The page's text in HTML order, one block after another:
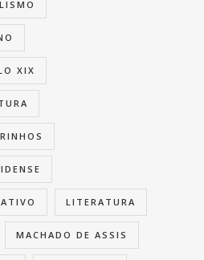
XIX
LITERATURA
MACHADO DE ASSIS